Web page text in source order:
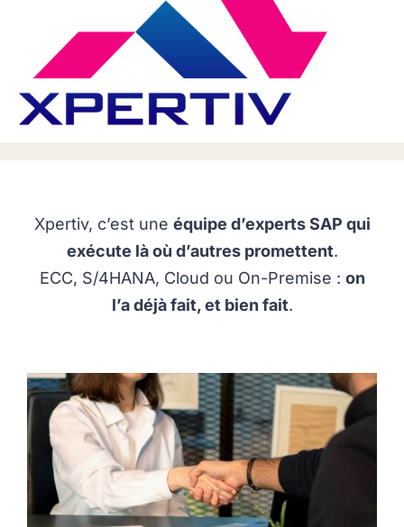
Xpertiv, c’est une équipe d’experts SAP qui
exécute là où d’autres promettent.
ECC, S/4HANA, Cloud ou On-Premise : on
l’a déjà fait, et bien fait.